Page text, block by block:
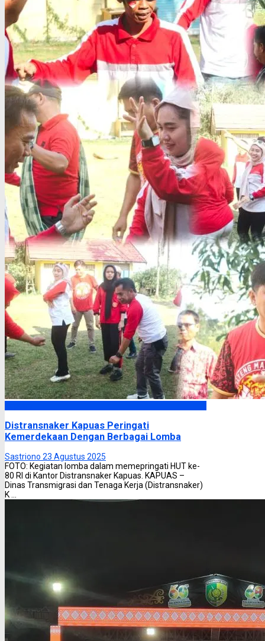
Distransnaker Kapuas Peringati
Kemerdekaan Dengan Berbagai Lomba
Sastriono 23 Agustus 2025
FOTO: Kegiatan lomba dalam memepringati HUT ke-
80 RI di Kantor Distransnaker Kapuas. KAPUAS –
Dinas Transmigrasi dan Tenaga Kerja (Distransnaker)
K ...